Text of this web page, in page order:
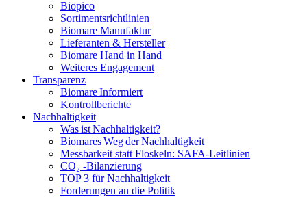
Biopico
Sortimentsrichtlinien
Biomare Manufaktur
Lieferanten & Hersteller
Biomare Hand in Hand
Weiteres Engagement
Transparenz
Biomare Informiert
Kontrollberichte
Nachhaltigkeit
Was ist Nachhaltigkeit?
Biomares Weg der Nachhaltigkeit
Messbarkeit statt Floskeln: SAFA-Leitlinien
CO₂ -Bilanzierung
TOP 3 für Nachhaltigkeit
Forderungen an die Politik